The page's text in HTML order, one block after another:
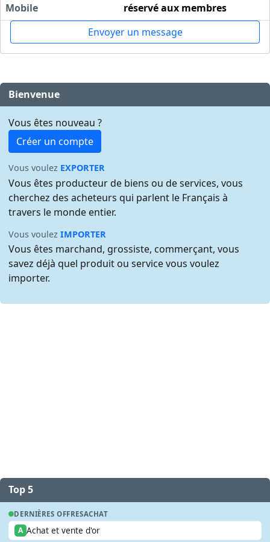
Mobile
réservé aux membres
Envoyer un message
Bienvenue
Vous êtes nouveau ?
Créer un compte
Vous voulez EXPORTER
Vous êtes producteur de biens ou de services, vous
cherchez des acheteurs qui parlent le Français à
travers le monde entier.
Vous voulezIMPORTER
Vous êtes marchand, grossiste, commerçant, vous
savez déjà quel produit ou service vous voulez
importer.
Top 5
DERNIÈRES OFFRESACHAT
A Achat et vente d'or